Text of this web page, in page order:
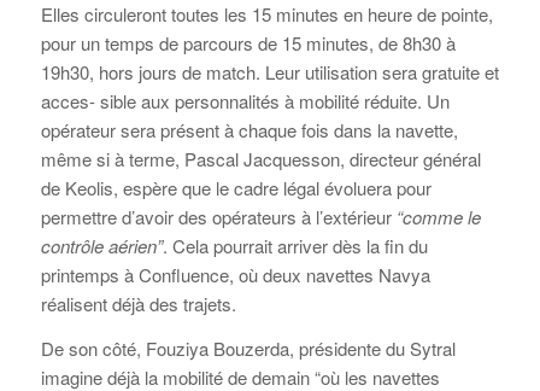
Elles circuleront toutes les 15 minutes en heure de pointe,
pour un temps de parcours de 15 minutes, de 8h30 à
19h30, hors jours de match. Leur utilisation sera gratuite et
acces- sible aux personnalités à mobilité réduite. Un
opérateur sera présent à chaque fois dans la navette,
même si à terme, Pascal Jacquesson, directeur général
de Keolis, espère que le cadre légal évoluera pour
permettre d’avoir des opérateurs à l’extérieur “comme le
contrôle aérien”. Cela pourrait arriver dès la fin du
printemps à Confluence, où deux navettes Navya
réalisent déjà des trajets.
De son côté, Fouziya Bouzerda, présidente du Sytral
imagine déjà la mobilité de demain “où les navettes